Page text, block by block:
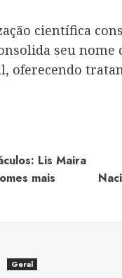
científica
seu
oferecendo
Lis Maira
mais
Geral